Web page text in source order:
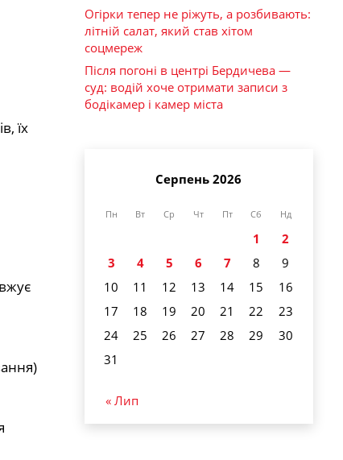
їх
Огірки тепер не ріжуть, а розбивають:
літній салат, який став хітом
соцмереж
Після погоні в центрі Бердичева —
суд: водій хоче отримати записи з
бодікамер і камер міста
Серпень 2026
Пн Вт Ср Чт Пт Сб Нд
1
2
3
4 5 6 7 8
9
10
11 12 13 14 15
16
17
18 19 20 21 22
23
24
25 26 27 28 29
30
31
« Лип